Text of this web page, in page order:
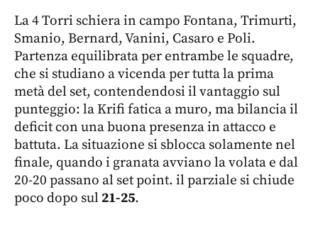
La 4 Torri schiera in campo Fontana, Trimurti,
Smanio, Bernard, Vanini, Casaro e Poli.
Partenza equilibrata per entrambe le squadre,
che si studiano a vicenda per tutta la prima
metà del set, contendendosi il vantaggio sul
punteggio: la Krifi fatica a muro, ma bilancia il
deficit con una buona presenza in attacco e
battuta. La situazione si sblocca solamente nel
finale, quando i granata avviano la volata e dal
20-20 passano al set point. il parziale si chiude
poco dopo sul 21-25.